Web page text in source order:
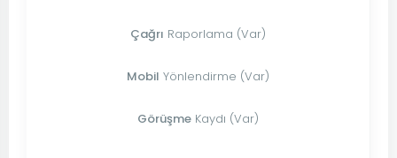
Çağrı Raporlama (Var)
Mobil Yönlendirme (Var)
Görüşme Kaydı (Var)